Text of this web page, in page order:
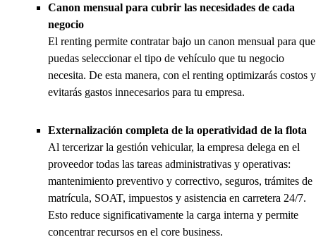
Canon mensual para cubrir las necesidades de cada
negocio
El renting permite contratar bajo un canon mensual para que
puedas seleccionar el tipo de vehículo que tu negocio
necesita. De esta manera, con el renting optimizarás costos y
evitarás gastos innecesarios para tu empresa.
Externalización completa de la operatividad de la flota
Al tercerizar la gestión vehicular, la empresa delega en el
proveedor todas las tareas administrativas y operativas:
mantenimiento preventivo y correctivo, seguros, trámites de
matrícula, SOAT, impuestos y asistencia en carretera 24/7.
Esto reduce significativamente la carga interna y permite
concentrar recursos en el core business.